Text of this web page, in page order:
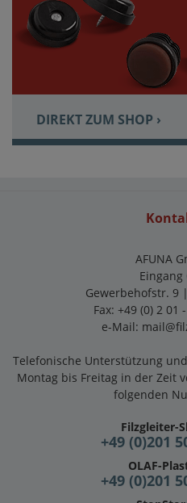
DIREKT ZUM SHOP ›
AFUNA
Eingang
Gewerbehofstr. 9
Fax: +49 (0) 2 01
e-Mail:
Telefonische Unterstützung
Montag bis Freitag in der Zeit
folgenden
Filzgleiter-
+49 (0)201
OLAF-
+49 (0)201